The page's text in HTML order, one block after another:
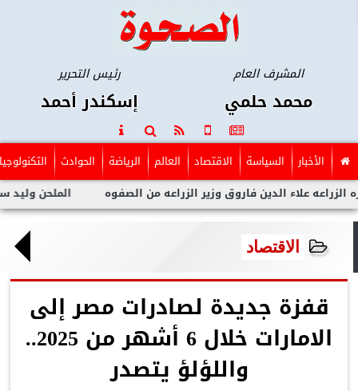
المشرف العام
محمد حلمي
رئيس التحرير
إسكندر أحمد
الأخبار السياسة الاقتصاد العالم الرياضة الحوادث التكنولوجيا
الملحن وليد سعد الدين فاروق وزير الزراعه من الصفوه
الاقتصاد
قفزة جديدة لصادرات مصر إلى
الامارات خلال 6 أشهر من 2025..
واللؤلؤ يتصدر